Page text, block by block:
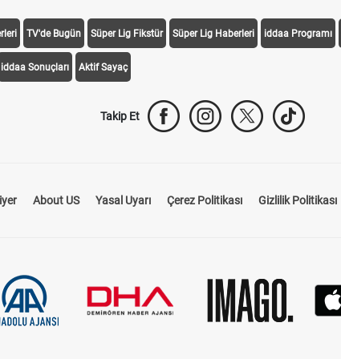
TV'de Bugün Süper Lig Fikstür Süper Lig Haberleri iddaa Programı
iddaa Sonuçları Aktif Sayaç
Takip Et
About US Yasal Uyarı Çerez Politikası Gizlilik Politikası